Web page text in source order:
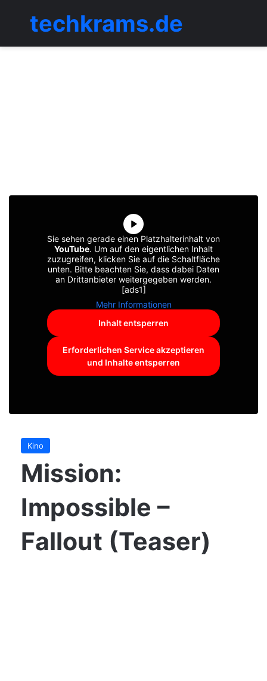
Menü
techkrams.de
Sie sehen gerade einen Platzhalterinhalt von
YouTube. Um auf den eigentlichen Inhalt
zuzugreifen, klicken Sie auf die Schaltfläche
unten. Bitte beachten Sie, dass dabei Daten
an Drittanbieter weitergegeben werden.
[ads1]
Mehr Informationen
Inhalt entsperren
Erforderlichen Service akzeptieren
und Inhalte entsperren
Kino
Mission:
Impossible –
Fallout (Teaser)